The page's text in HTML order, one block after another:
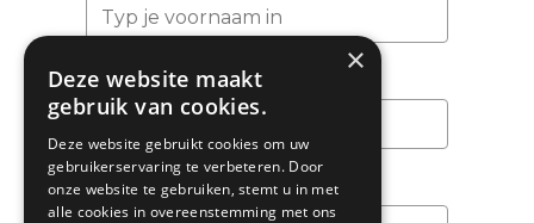
Achternaam
Email*
×
Deze website maakt
gebruik van cookies.
Deze website gebruikt cookies om uw
gebruikerservaring te verbeteren. Door
onze website te gebruiken, stemt u in met
alle cookies in overeenstemming met ons